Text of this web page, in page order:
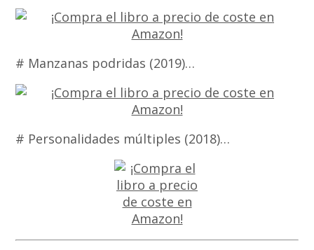
# Manzanas podridas (2019)…
# Personalidades múltiples (2018)…